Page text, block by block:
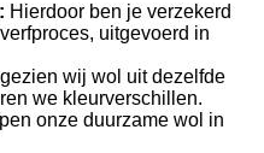
Hierdoor ben je verzekerd
uitgevoerd in
wij wol uit dezelfde
we kleurverschillen.
onze duurzame wol in